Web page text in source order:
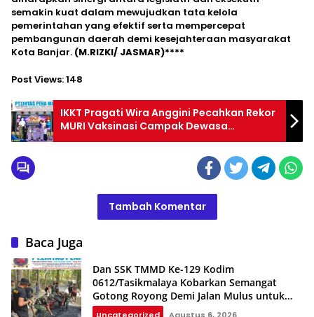
semakin kuat dalam mewujudkan tata kelola
pemerintahan yang efektif serta mempercepat
pembangunan daerah demi kesejahteraan masyarakat
Kota Banjar. (M.RIZKI/ JASMAR)****
Post Views:148
IKKT Pragati Wira Anggini Pecahkan Rekor
MURI Vaksinasi Campak Dewasa
Terbanyak
Tambah Komentar
Baca Juga
Dan SSK TMMD Ke-129 Kodim
0612/Tasikmalaya Kobarkan Semangat
Gotong Royong Demi Jalan Mulus untuk
Rakyat